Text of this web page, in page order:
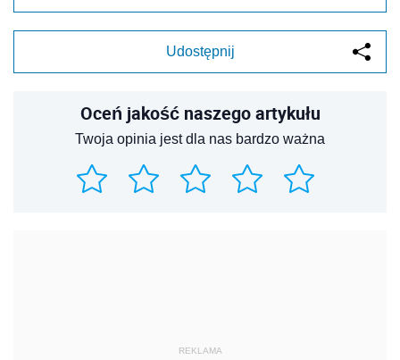
Udostępnij
Oceń jakość naszego artykułu
Twoja opinia jest dla nas bardzo ważna
REKLAMA